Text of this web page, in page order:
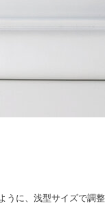
に、浅型サイズで調整